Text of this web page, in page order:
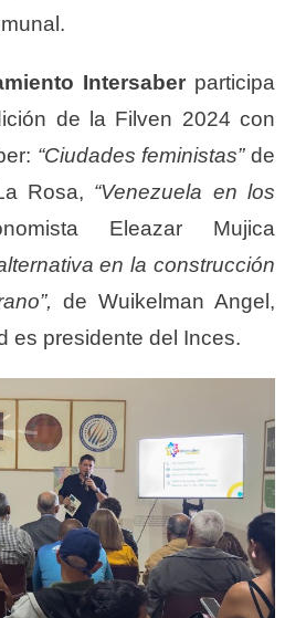
Intersaberparticipa
de la Filven 2024 con
“Ciudades feministas”de
Rosa, “Venezuela en los
Eleazar Mujica
en la construcción
de Wuikelman Angel,
es presidente del Inces.